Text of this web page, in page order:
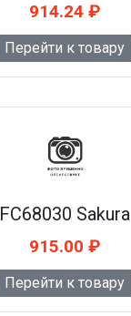
914.24 ₽
Перейти к товару
FC68030 Sakura
915.00 ₽
Перейти к товару